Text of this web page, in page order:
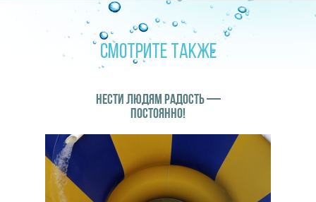
СМОТРИТЕ ТАКЖЕ
НЕСТИ ЛЮДЯМ РАДОСТЬ —
ПОСТОЯННО!